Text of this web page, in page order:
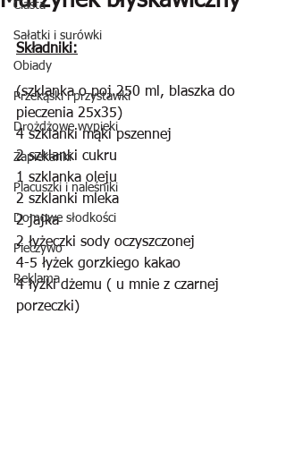
Ciasta
Sałatki i surówki
Obiady
Przekąski i przystawki
Drożdżowe wypieki
Zapiekanki
Placuszki i naleśniki
Domowe słodkości
Pieczywo
Reklama
Składniki:
(szklanka o poj.250 ml, blaszka do
pieczenia 25x35)
4 szklanki mąki pszennej
2 szklanki cukru
1 szklanka oleju
2 szklanki mleka
2 jajka
2 łyżeczki sody oczyszczonej
4-5 łyżek gorzkiego kakao
4 łyżki dżemu ( u mnie z czarnej
porzeczki)